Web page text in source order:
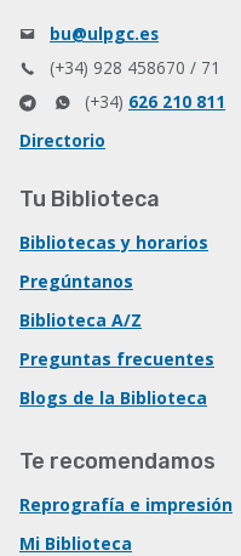
bu@ulpgc.es
(+34) 928 458670 / 71
(+34) 626 210 811
Directorio
Tu Biblioteca
Bibliotecas y horarios
Pregúntanos
Biblioteca A/Z
Preguntas frecuentes
Blogs de la Biblioteca
Te recomendamos
Reprografía e impresión
Mi Biblioteca